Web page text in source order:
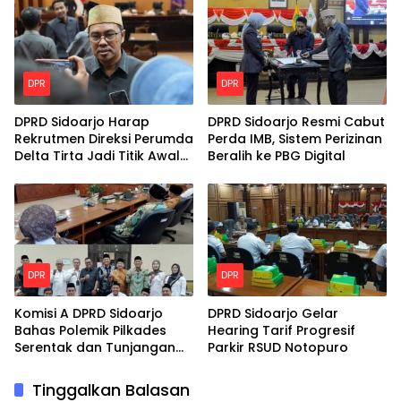
DPR
DPRD Sidoarjo Harap
Rekrutmen Direksi Perumda
Delta Tirta Jadi Titik Awal
DPR
DPRD Sidoarjo Resmi Cabut
Perda IMB, Sistem Perizinan
Beralih ke PBG Digital
DPR
Komisi A DPRD Sidoarjo
Bahas Polemik Pilkades
Serentak dan Tunjangan
DPR
DPRD Sidoarjo Gelar
Hearing Tarif Progresif
Parkir RSUD Notopuro
Tinggalkan Balasan